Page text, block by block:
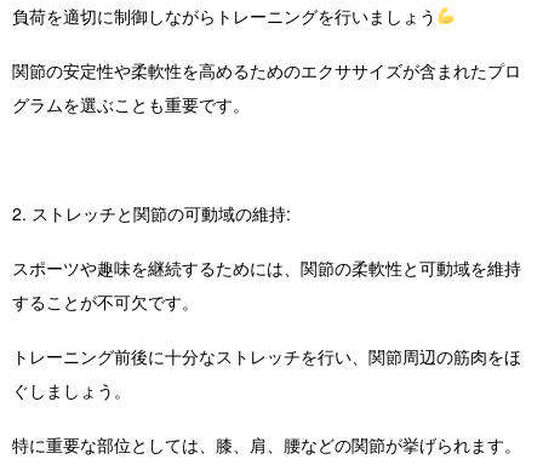
負荷を適切に制御しながらトレーニングを行いましょう
関節の安定性や柔軟性を高めるためのエクササイズが含まれたプロ
グラムを選ぶことも重要です。
2. ストレッチと関節の可動域の維持:
スポーツや趣味を継続するためには、関節の柔軟性と可動域を維持
することが不可欠です。
トレーニング前後に十分なストレッチを行い、関節周辺の筋肉をほ
ぐしましょう。
特に重要な部位としては、膝、肩、腰などの関節が挙げられます。